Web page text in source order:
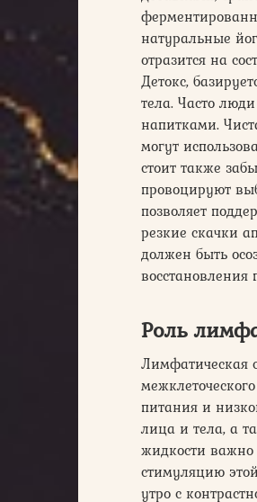
натуральные
отразится на
Детокс,
тела. Часто
напитками.
могут
стоит также
провоцируют
позволяет
резкие скачки
должен быть
восстановления
Роль
Лимфатическая
питания и
лица и тела, а
жидкости
стимуляцию
утро с